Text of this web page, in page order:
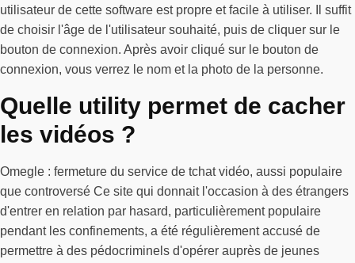
utilisateur de cette software est propre et facile à utiliser. Il suffit
de choisir l'âge de l'utilisateur souhaité, puis de cliquer sur le
bouton de connexion. Après avoir cliqué sur le bouton de
connexion, vous verrez le nom et la photo de la personne.
Quelle utility permet de cacher
les vidéos ?
Omegle : fermeture du service de tchat vidéo, aussi populaire
que controversé Ce site qui donnait l'occasion à des étrangers
d'entrer en relation par hasard, particulièrement populaire
pendant les confinements, a été régulièrement accusé de
permettre à des pédocriminels d'opérer auprès de jeunes